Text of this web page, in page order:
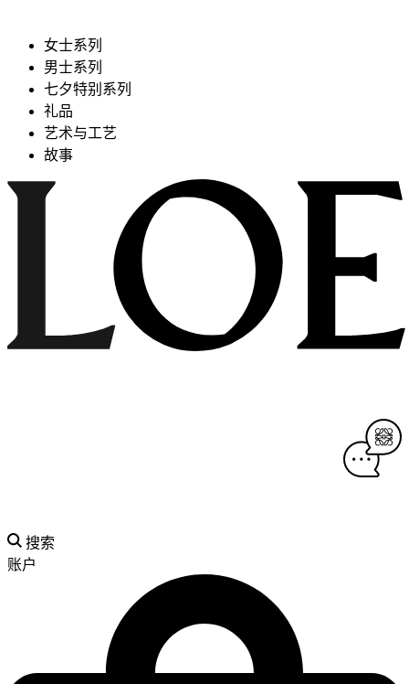
女士系列
男士系列
七夕特别系列
礼品
艺术与工艺
故事
搜索
账户